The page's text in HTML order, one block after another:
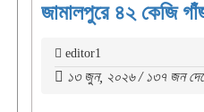
জামালপুরে ৪২ কেজি
editor1
১৩ জুন, ২০২৬ / ১৩৭ জন